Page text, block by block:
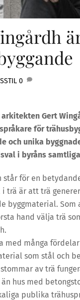
0
Gert
för
och unika
i byråns
står för en
trä är att trä
byggmaterial.
hand välja trä
många
som stål och
av trä
hus med
publika